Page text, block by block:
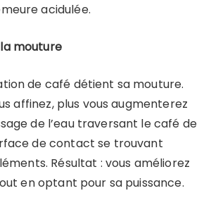
acidulée.
mouture
de café détient sa mouture.
affinez, plus vous augmenterez
de l’eau traversant le café de
de contact se trouvant
Résultat : vous améliorez
en optant pour sa puissance.